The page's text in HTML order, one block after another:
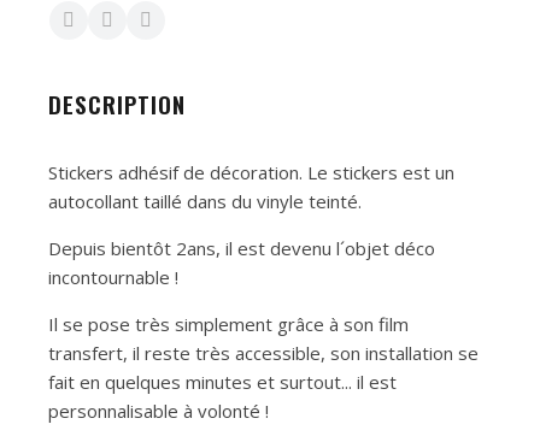
DESCRIPTION
Stickers adhésif de décoration. Le stickers est un
autocollant taillé dans du vinyle teinté.
Depuis bientôt 2ans, il est devenu l´objet déco
incontournable !
Il se pose très simplement grâce à son film
transfert, il reste très accessible, son installation se
fait en quelques minutes et surtout... il est
personnalisable à volonté !